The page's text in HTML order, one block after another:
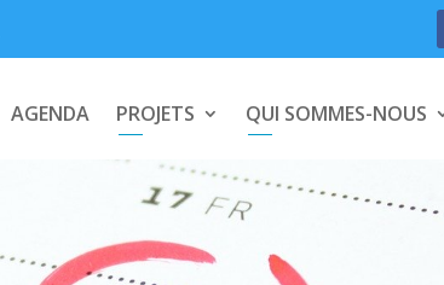
AGENDA PROJETS QUI SOMMES-NOUS